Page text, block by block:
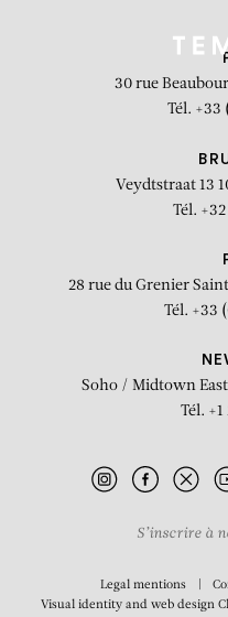
Crazy love
30 rue
Tél. +33
Veydtstraat 13
Tél.
28 rue du Grenier
Tél. +33
Soho / Midtown East
Tél. +1
S’inscrire à
Legal mentions
Visual identity and web design